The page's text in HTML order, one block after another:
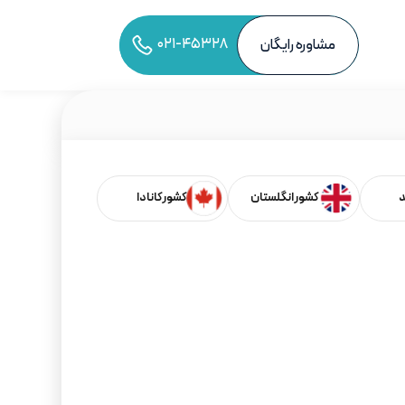
۰۲۱-۴۵۳۲۸ مشاوره رایگان
کشور انگلستان کشور کانادا